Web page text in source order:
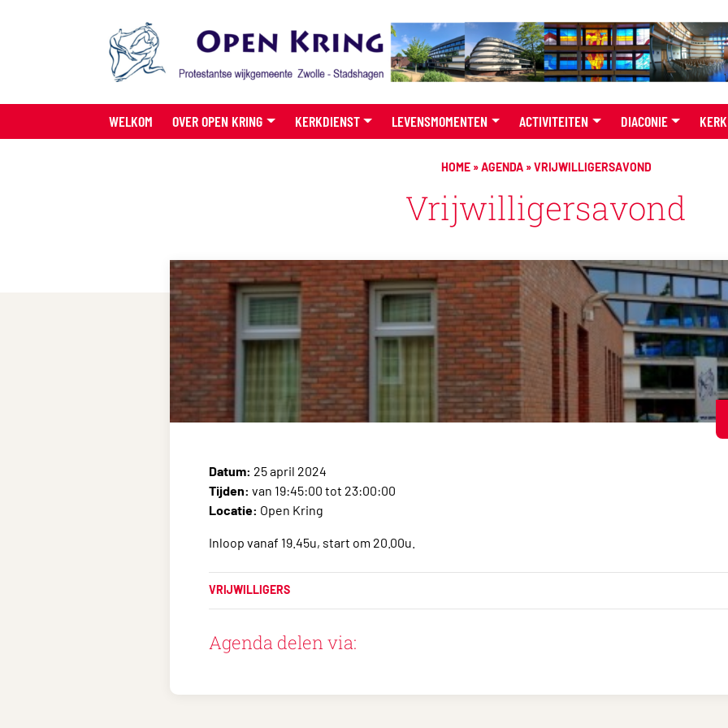
WELKOM OVER OPEN KRING KERKDIENST LEVENSMOMENTEN ACTIVITEITEN DIACONIE
HOME»AGENDA»VRIJWILLIGERSAVOND
Vrijwilligersavond
Datum: 25 april 2024
Tijden: van 19:45:00 tot 23:00:00
Locatie: Open Kring
Inloop vanaf 19.45u, start om 20.00u.
VRIJWILLIGERS
Agenda delen via: